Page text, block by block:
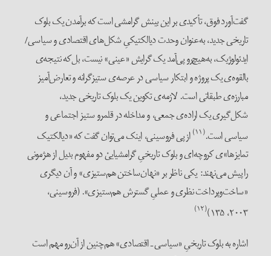
گفت‌آورد فوق، تأکیدی بر این بینش گرامشی است که برآمدن یک بلوک
تاریخی جدید، به‌عنوان وحدت دیالکتیکیِ شکل‌های اقتصادی و سیاسی/
ایدئولوژیک، به‌‌هیچ‌رو پی‌آمد یک گرایش «عینی» نیست، بل‌که نتیجه‌ی
بالقوه‌ی یک پروژه و ابتکار سیاسی در عرصه‌ی ستیزگرانه و تعارض‌آمیز
مبارزه‌ی طبقاتی است. لازمه‌ی تکوین یک بلوک تاریخی جدید،
شکل‌گیری یک اراده‌ی جمعی، و مداخله در قلمرو ستیز اجتماعی و
سیاسی است.
از پی فروسینی، اینک می‌توان گفت که «دیالکتیک
تمایزها»ی کروچه‌ای و بلوک تاریخیِ گرامشیاییْ دو مفهوم بدیل از هژمونی
را پیش می‌نهند: یکی ناظر بر «نهان‌ساختن هم‌ستیزی» و آن دیگری
«ساخت‌وپرداخت نظری و عملیِ گسترش هم‌ستیزی». (فروسینی،
اشاره به بلوک تاریخیِ «سیاسی ـ اقتصادی» هم‌چنین از آن‌رو مهم است